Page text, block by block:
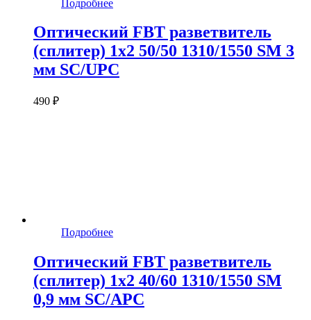
Подробнее
Оптический FBT разветвитель
(сплитер) 1x2 50/50 1310/1550 SM 3
мм SC/UPC
490 ₽
Подробнее
Оптический FBT разветвитель
(сплитер) 1x2 40/60 1310/1550 SM
0,9 мм SC/APC